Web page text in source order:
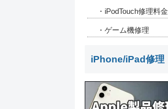
・iPodTouch修理料金
・ゲーム機修理
iPhone/iPad修理